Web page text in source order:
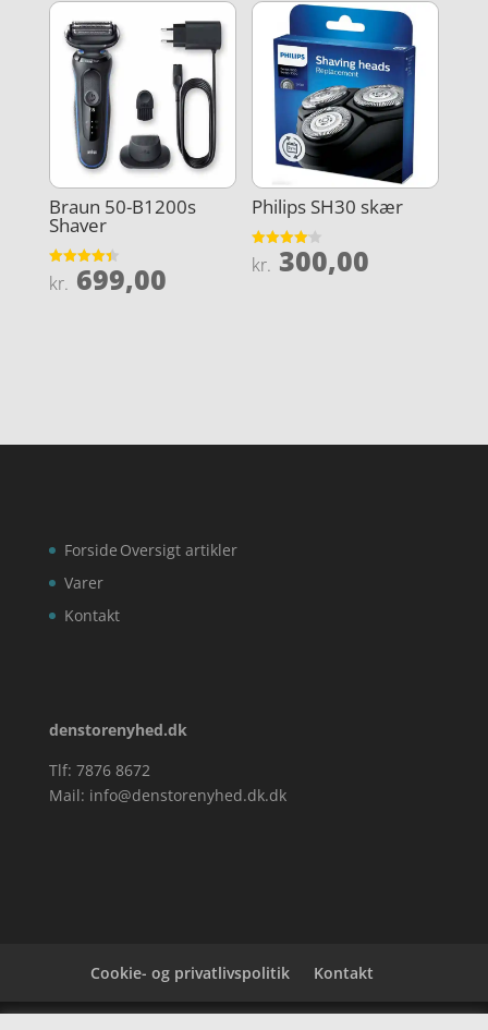
Braun 50-B1200s
Shaver
Vurderet
4.4
kr. 699,00
Philips SH30 skær
Vurderet
4.1
kr. 300,00
Forside
Varer
Kontakt
Oversigt artikler
denstorenyhed.dk
Tlf: 7876 8672
Mail: info@denstorenyhed.dk.dk
Cookie- og privatlivspolitik Kontakt